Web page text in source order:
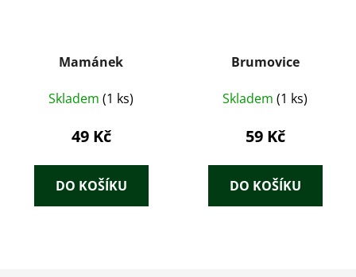
Mamánek
Skladem (1 ks)
49 Kč
DO KOŠÍKU
Brumovice
Skladem (1 ks)
59 Kč
DO KOŠÍKU